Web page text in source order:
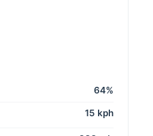
64%
15 kph